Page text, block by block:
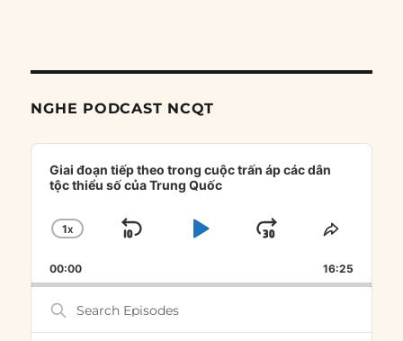
NGHE PODCAST NCQT
Audio
Player
Giai đoạn tiếp theo trong cuộc trấn áp các dân
tộc thiểu số của Trung Quốc
CHANGE
RATE
1X
SKIP
PLAYJUMP
FORWARD
SHARE
00:00 16:25
Search
Episodes